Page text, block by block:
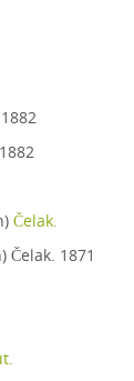
1882
Čelak.
Čelak. 1871